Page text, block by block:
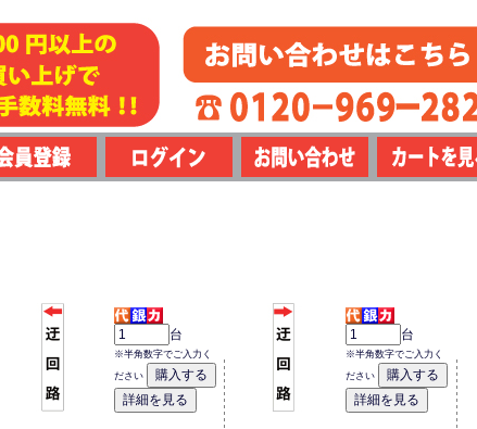
台
※半角数字でご入力く
ださい
台
※半角数字でご入力く
ださい